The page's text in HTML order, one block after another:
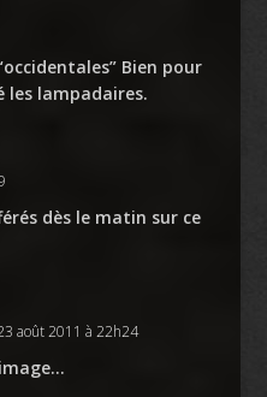
Bien pour
les lampadaires.
dès le matin sur ce
août 2011 à 22h24